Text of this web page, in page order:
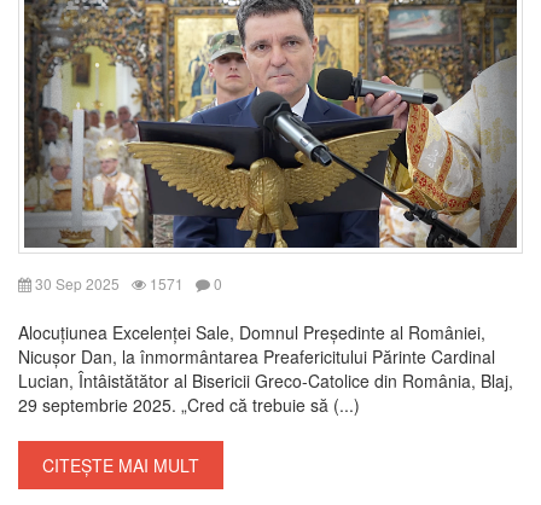
30 Sep 2025 1571 0
Alocuțiunea Excelenței Sale, Domnul Președinte al României,
Nicușor Dan, la înmormântarea Preafericitului Părinte Cardinal
Lucian, Întâistătător al Bisericii Greco-Catolice din România, Blaj,
29 septembrie 2025. „Cred că trebuie să (...)
CITEȘTE MAI MULT